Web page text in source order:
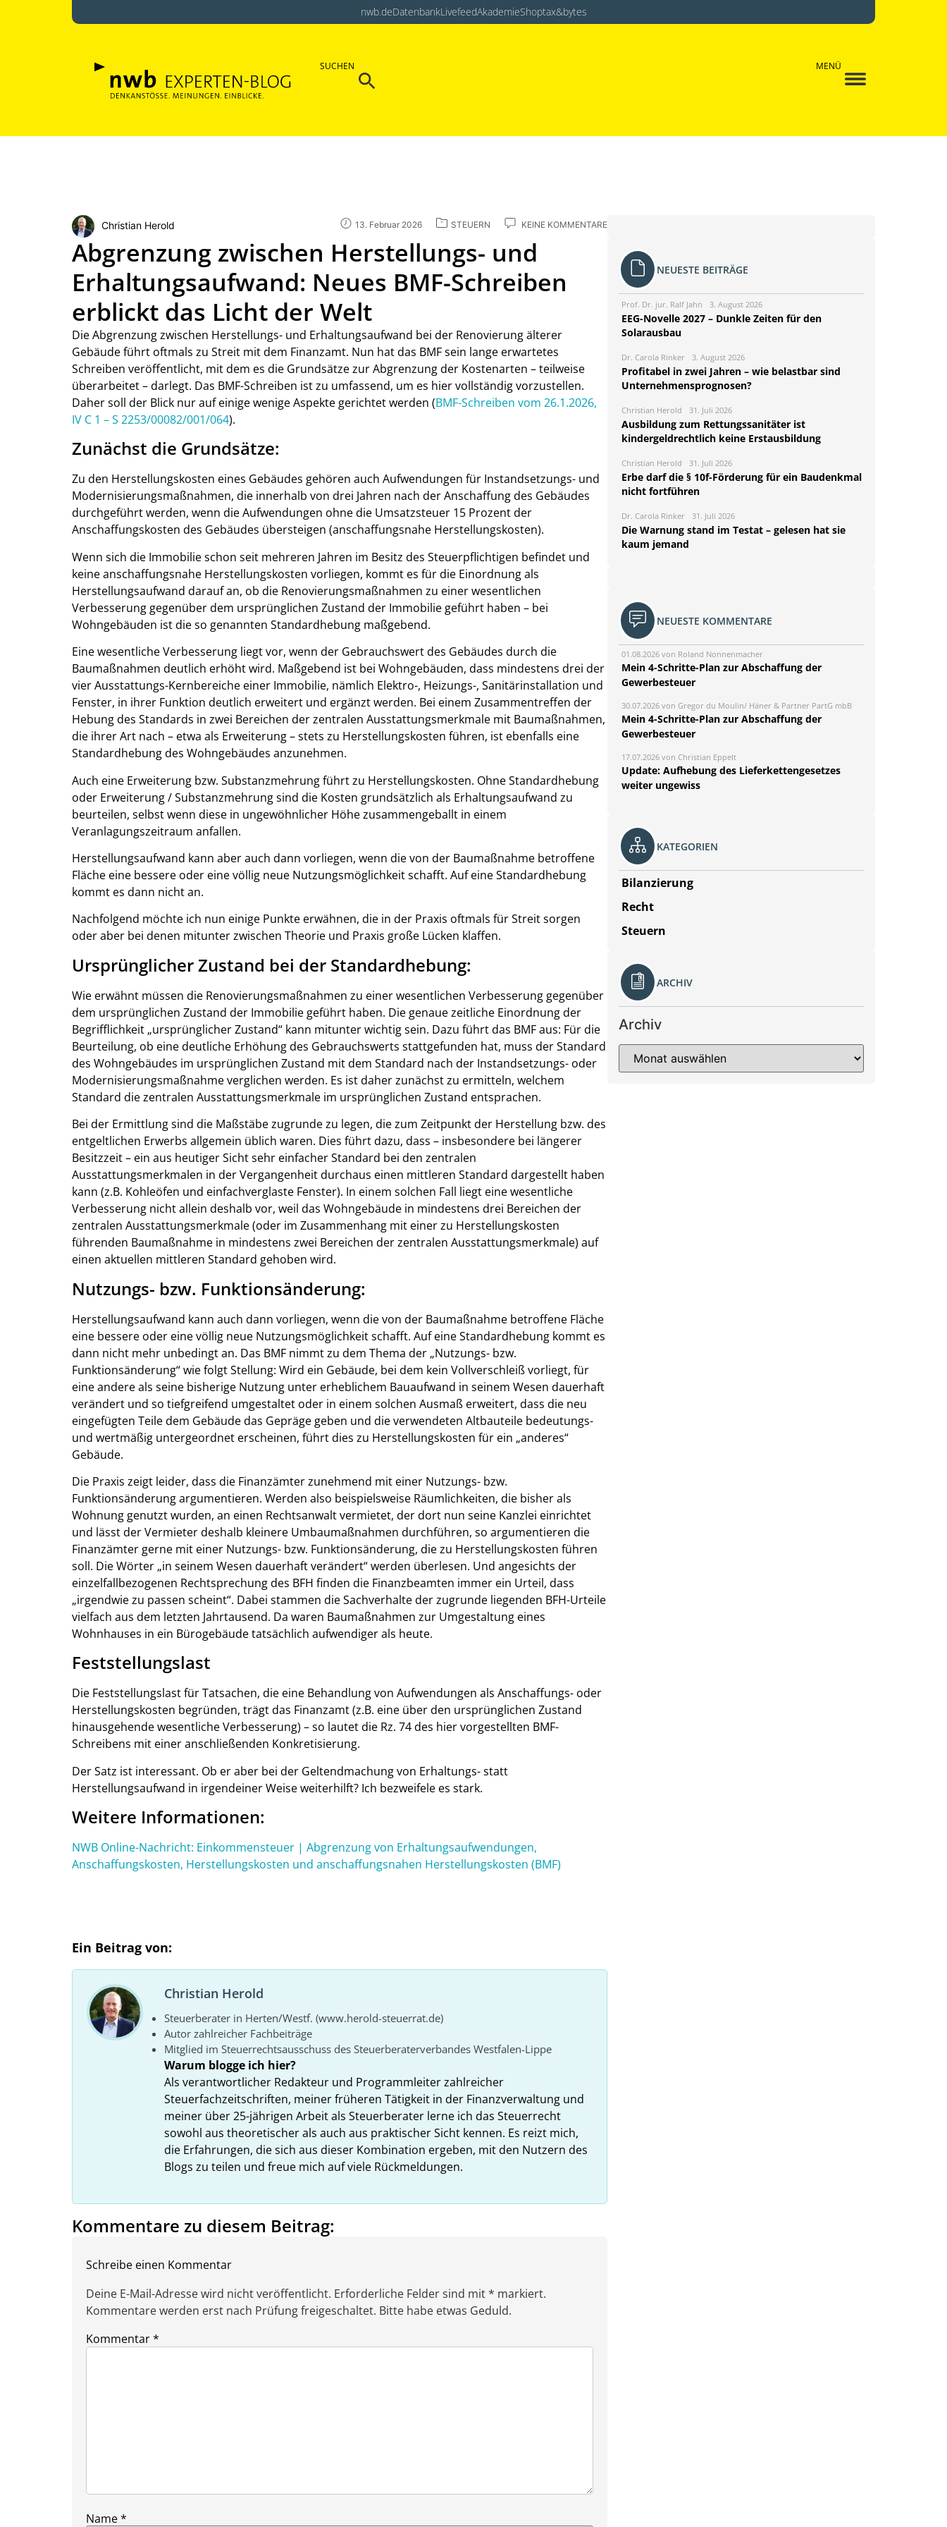
nwb.deDatenbankLivefeedAkademieShoptax&bytes
SUCHEN
Search
MENÜ
Christian Herold 13. Februar 2026 STEUERN KEINE KOMMENTARE
Abgrenzung zwischen Herstellungs- und
Erhaltungsaufwand: Neues BMF-Schreiben
erblickt das Licht der Welt
Die Abgrenzung zwischen Herstellungs- und Erhaltungsaufwand bei der Renovierung älterer
Gebäude führt oftmals zu Streit mit dem Finanzamt. Nun hat das BMF sein lange erwartetes
Schreiben veröffentlicht, mit dem es die Grundsätze zur Abgrenzung der Kostenarten – teilweise
überarbeitet – darlegt. Das BMF-Schreiben ist zu umfassend, um es hier vollständig vorzustellen.
Daher soll der Blick nur auf einige wenige Aspekte gerichtet werden (BMF-Schreiben vom 26.1.2026,
IV C 1 – S 2253/00082/001/064).
Zunächst die Grundsätze:
Zu den Herstellungskosten eines Gebäudes gehören auch Aufwendungen für Instandsetzungs- und
Modernisierungsmaßnahmen, die innerhalb von drei Jahren nach der Anschaffung des Gebäudes
durchgeführt werden, wenn die Aufwendungen ohne die Umsatzsteuer 15 Prozent der
Anschaffungskosten des Gebäudes übersteigen (anschaffungsnahe Herstellungskosten).
Wenn sich die Immobilie schon seit mehreren Jahren im Besitz des Steuerpflichtigen befindet und
keine anschaffungsnahe Herstellungskosten vorliegen, kommt es für die Einordnung als
Herstellungsaufwand darauf an, ob die Renovierungsmaßnahmen zu einer wesentlichen
Verbesserung gegenüber dem ursprünglichen Zustand der Immobilie geführt haben – bei
Wohngebäuden ist die so genannten Standardhebung maßgebend.
Eine wesentliche Verbesserung liegt vor, wenn der Gebrauchswert des Gebäudes durch die
Baumaßnahmen deutlich erhöht wird. Maßgebend ist bei Wohngebäuden, dass mindestens drei der
vier Ausstattungs-Kernbereiche einer Immobilie, nämlich Elektro-, Heizungs-, Sanitärinstallation und
Fenster, in ihrer Funktion deutlich erweitert und ergänzt werden. Bei einem Zusammentreffen der
Hebung des Standards in zwei Bereichen der zentralen Ausstattungsmerkmale mit Baumaßnahmen,
die ihrer Art nach – etwa als Erweiterung – stets zu Herstellungskosten führen, ist ebenfalls eine
Standardhebung des Wohngebäudes anzunehmen.
Auch eine Erweiterung bzw. Substanzmehrung führt zu Herstellungskosten. Ohne Standardhebung
oder Erweiterung / Substanzmehrung sind die Kosten grundsätzlich als Erhaltungsaufwand zu
beurteilen, selbst wenn diese in ungewöhnlicher Höhe zusammengeballt in einem
Veranlagungszeitraum anfallen.
Herstellungsaufwand kann aber auch dann vorliegen, wenn die von der Baumaßnahme betroffene
Fläche eine bessere oder eine völlig neue Nutzungsmöglichkeit schafft. Auf eine Standardhebung
kommt es dann nicht an.
Nachfolgend möchte ich nun einige Punkte erwähnen, die in der Praxis oftmals für Streit sorgen
oder aber bei denen mitunter zwischen Theorie und Praxis große Lücken klaffen.
Ursprünglicher Zustand bei der Standardhebung:
Wie erwähnt müssen die Renovierungsmaßnahmen zu einer wesentlichen Verbesserung gegenüber
dem ursprünglichen Zustand der Immobilie geführt haben. Die genaue zeitliche Einordnung der
Begrifflichkeit „ursprünglicher Zustand“ kann mitunter wichtig sein. Dazu führt das BMF aus: Für die
Beurteilung, ob eine deutliche Erhöhung des Gebrauchswerts stattgefunden hat, muss der Standard
des Wohngebäudes im ursprünglichen Zustand mit dem Standard nach der Instandsetzungs- oder
Modernisierungsmaßnahme verglichen werden. Es ist daher zunächst zu ermitteln, welchem
Standard die zentralen Ausstattungsmerkmale im ursprünglichen Zustand entsprachen.
Bei der Ermittlung sind die Maßstäbe zugrunde zu legen, die zum Zeitpunkt der Herstellung bzw. des
entgeltlichen Erwerbs allgemein üblich waren. Dies führt dazu, dass – insbesondere bei längerer
Besitzzeit – ein aus heutiger Sicht sehr einfacher Standard bei den zentralen
Ausstattungsmerkmalen in der Vergangenheit durchaus einen mittleren Standard dargestellt haben
kann (z.B. Kohleöfen und einfachverglaste Fenster). In einem solchen Fall liegt eine wesentliche
Verbesserung nicht allein deshalb vor, weil das Wohngebäude in mindestens drei Bereichen der
zentralen Ausstattungsmerkmale (oder im Zusammenhang mit einer zu Herstellungskosten
führenden Baumaßnahme in mindestens zwei Bereichen der zentralen Ausstattungsmerkmale) auf
einen aktuellen mittleren Standard gehoben wird.
Nutzungs- bzw. Funktionsänderung:
Herstellungsaufwand kann auch dann vorliegen, wenn die von der Baumaßnahme betroffene Fläche
eine bessere oder eine völlig neue Nutzungsmöglichkeit schafft. Auf eine Standardhebung kommt es
dann nicht mehr unbedingt an. Das BMF nimmt zu dem Thema der „Nutzungs- bzw.
Funktionsänderung“ wie folgt Stellung: Wird ein Gebäude, bei dem kein Vollverschleiß vorliegt, für
eine andere als seine bisherige Nutzung unter erheblichem Bauaufwand in seinem Wesen dauerhaft
verändert und so tiefgreifend umgestaltet oder in einem solchen Ausmaß erweitert, dass die neu
eingefügten Teile dem Gebäude das Gepräge geben und die verwendeten Altbauteile bedeutungs-
und wertmäßig untergeordnet erscheinen, führt dies zu Herstellungskosten für ein „anderes“
Gebäude.
Die Praxis zeigt leider, dass die Finanzämter zunehmend mit einer Nutzungs- bzw.
Funktionsänderung argumentieren. Werden also beispielsweise Räumlichkeiten, die bisher als
Wohnung genutzt wurden, an einen Rechtsanwalt vermietet, der dort nun seine Kanzlei einrichtet
und lässt der Vermieter deshalb kleinere Umbaumaßnahmen durchführen, so argumentieren die
Finanzämter gerne mit einer Nutzungs- bzw. Funktionsänderung, die zu Herstellungskosten führen
soll. Die Wörter „in seinem Wesen dauerhaft verändert“ werden überlesen. Und angesichts der
einzelfallbezogenen Rechtsprechung des BFH finden die Finanzbeamten immer ein Urteil, dass
„irgendwie zu passen scheint“. Dabei stammen die Sachverhalte der zugrunde liegenden BFH-Urteile
vielfach aus dem letzten Jahrtausend. Da waren Baumaßnahmen zur Umgestaltung eines
Wohnhauses in ein Bürogebäude tatsächlich aufwendiger als heute.
Feststellungslast
Die Feststellungslast für Tatsachen, die eine Behandlung von Aufwendungen als Anschaffungs- oder
Herstellungskosten begründen, trägt das Finanzamt (z.B. eine über den ursprünglichen Zustand
hinausgehende wesentliche Verbesserung) – so lautet die Rz. 74 des hier vorgestellten BMF-
Schreibens mit einer anschließenden Konkretisierung.
Der Satz ist interessant. Ob er aber bei der Geltendmachung von Erhaltungs- statt
Herstellungsaufwand in irgendeiner Weise weiterhilft? Ich bezweifele es stark.
Weitere Informationen:
NWB Online-Nachricht: Einkommensteuer | Abgrenzung von Erhaltungsaufwendungen,
Anschaffungskosten, Herstellungskosten und anschaffungsnahen Herstellungskosten (BMF)
Ein Beitrag von:
Christian Herold
Steuerberater in Herten/Westf. (www.herold-steuerrat.de)
Autor zahlreicher Fachbeiträge
Mitglied im Steuerrechtsausschuss des Steuerberaterverbandes Westfalen-Lippe
Warum blogge ich hier?
Als verantwortlicher Redakteur und Programmleiter zahlreicher
Steuerfachzeitschriften, meiner früheren Tätigkeit in der Finanzverwaltung und
meiner über 25-jährigen Arbeit als Steuerberater lerne ich das Steuerrecht
sowohl aus theoretischer als auch aus praktischer Sicht kennen. Es reizt mich,
die Erfahrungen, die sich aus dieser Kombination ergeben, mit den Nutzern des
Blogs zu teilen und freue mich auf viele Rückmeldungen.
Kommentare zu diesem Beitrag:
Schreibe einen Kommentar
Deine E-Mail-Adresse wird nicht veröffentlicht. Erforderliche Felder sind mit * markiert.
Kommentare werden erst nach Prüfung freigeschaltet. Bitte habe etwas Geduld.
Kommentar*
Name*
NEUESTE BEITRÄGE
Prof. Dr. jur. Ralf Jahn 3. August 2026
EEG-Novelle 2027 – Dunkle Zeiten für den
Solarausbau
Dr. Carola Rinker 3. August 2026
Profitabel in zwei Jahren – wie belastbar sind
Unternehmensprognosen?
Christian Herold 31. Juli 2026
Ausbildung zum Rettungssanitäter ist
kindergeldrechtlich keine Erstausbildung
Christian Herold 31. Juli 2026
Erbe darf die § 10f-Förderung für ein Baudenkmal
nicht fortführen
Dr. Carola Rinker 31. Juli 2026
Die Warnung stand im Testat – gelesen hat sie
kaum jemand
NEUESTE KOMMENTARE
01.08.2026 von Roland Nonnenmacher
Mein 4-Schritte-Plan zur Abschaffung der
Gewerbesteuer
30.07.2026 von Gregor du Moulin/ Häner & Partner PartG mbB
Mein 4-Schritte-Plan zur Abschaffung der
Gewerbesteuer
17.07.2026 von Christian Eppelt
Update: Aufhebung des Lieferkettengesetzes
weiter ungewiss
KATEGORIEN
Bilanzierung
Recht
Steuern
ARCHIV
Archiv